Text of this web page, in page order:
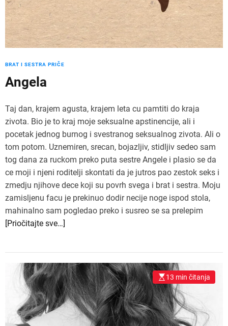
BRAT I SESTRA PRIČE
Angela
Taj dan, krajem agusta, krajem leta cu pamtiti do kraja
zivota. Bio je to kraj moje seksualne apstinencije, ali i
pocetak jednog burnog i svestranog seksualnog zivota. Ali o
tom potom. Uznemiren, srecan, bojazljiv, stidljiv sedeo sam
tog dana za ruckom preko puta sestre Angele i plasio se da
ce moji i njeni roditelji skontati da je jutros pao zestok seks i
zmedju njihove dece koji su povrh svega i brat i sestra. Moju
zamisljenu facu je prekinuo dodir necije noge ispod stola,
mahinalno sam pogledao preko i susreo se sa prelepim
[Priočitajte sve…]
13 min čitanja